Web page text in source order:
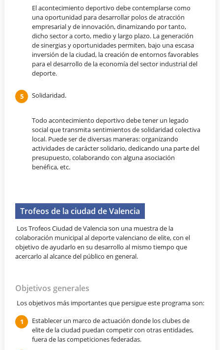
El acontecimiento deportivo debe contemplarse como
una oportunidad para desarrollar polos de atracción
empresarial y de innovación, dinamizando por tanto,
dicho sector a corto, medio y largo plazo. La generación
de sinergias y oportunidades permiten, bajo una escasa
inversión de la ciudad, la creación de entornos favorables
para el desarrollo de la economía del sector industrial del
deporte.
Solidaridad.
Todo acontecimiento deportivo debe tener un legado
social que transmita sentimientos de solidaridad colectiva
local. Puede ser de diversas maneras: organizando
actividades de carácter solidario, dedicando una parte del
presupuesto, colaborando con alguna asociación
benéfica, etc.
Trofeos de la ciudad de Valencia
Los Trofeos Ciudad de Valencia son una muestra de la
colaboración municipal al deporte valenciano de elite, con el
objetivo de ayudarlo en su desarrollo al mismo tiempo que
acercarlo al alcance del público en general.
Objetivos generales
Los objetivos más importantes que persigue este programa son:
Establecer un marco de actuación donde los clubes de
elite de la ciudad puedan competir con otras entidades,
fuera de las competiciones federadas.